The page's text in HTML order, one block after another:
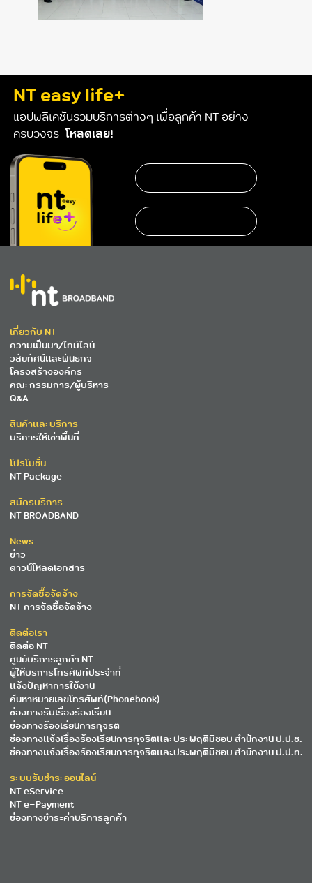
ตัวบริการ
Scam
Alert
เตือนภัย
กลโกง
มิจฉาชีพ”
ระหว่าง
ภาครัฐ
ศูนย์รวม
มิจฉาชีพ”
ระหว่างภาค
ครั้งแรกใน
ไทย
NT easy life+
แอปพลิเคชันรวมบริการต่างๆ เพื่อลูกค้า NT อย่าง
ครบวงจร โหลดเลย!
เกี่ยวกับ NT
ความเป็นมา/ไทม์ไลน์
วิสัยทัศน์และพันธกิจ
โครงสร้างองค์กร
คณะกรรมการ/ผู้บริหาร
Q&A
สินค้าและบริการ
บริการให้เช่าพื้นที่
โปรโมชั่น
NT Package
สมัครบริการ
NT BROADBAND
News
ข่าว
ดาวน์โหลดเอกสาร
การจัดซื้อจัดจ้าง
NT การจัดซื้อจัดจ้าง
ติดต่อเรา
ติดต่อ NT
ศูนย์บริการลูกค้า NT
ผู้ให้บริการโทรศัพท์ประจำที่
แจ้งปัญหาการใช้งาน
ค้นหาหมายเลขโทรศัพท์(Phonebook)
ช่องทางรับเรื่องร้องเรียน
ช่องทางร้องเรียนการทุจริต
ช่องทางแจ้งเรื่องร้องเรียนการทุจริตและประพฤติมิชอบ สำนักงาน ป.ป.ช.
ช่องทางแจ้งเรื่องร้องเรียนการทุจริตและประพฤติมิชอบ สำนักงาน ป.ป.ท.
ระบบรับชำระออนไลน์
NT eService
NT e-Payment
ช่องทางชำระค่าบริการลูกค้า